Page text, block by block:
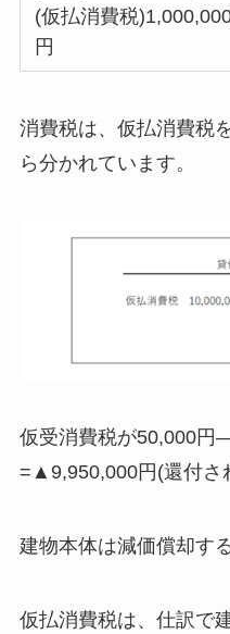
(仮払消費税
円
消費税は、仮払消費税
ら分かれています。
仮受消費税が50,000円
=▲9,950,000円(還付さ
建物本体は減価償却す
仮払消費税は、仕訳で